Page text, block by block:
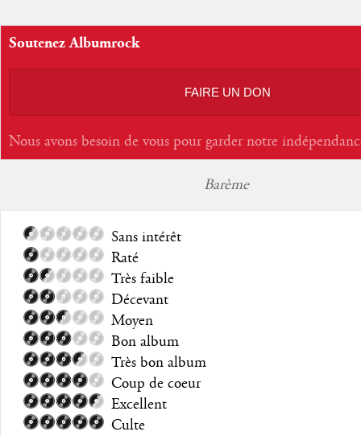
Soutenez Albumrock
FAIRE UN DON
Nous avons besoin de vous pour garder notre
Barème
Sans intérêt
Raté
Très faible
Décevant
Moyen
Bon album
Très bon album
Coup de coeur
Excellent
Culte